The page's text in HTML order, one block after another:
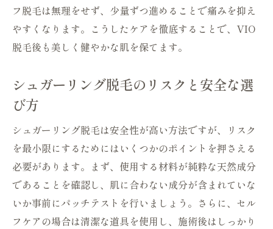
フ脱毛は無理をせず、少量ずつ進めることで痛みを抑え
やすくなります。こうしたケアを徹底することで、VIO
脱毛後も美しく健やかな肌を保てます。
シュガーリング脱毛のリスクと安全な選
び方
シュガーリング脱毛は安全性が高い方法ですが、リスク
を最小限にするためにはいくつかのポイントを押さえる
必要があります。まず、使用する材料が純粋な天然成分
であることを確認し、肌に合わない成分が含まれていな
いか事前にパッチテストを行いましょう。さらに、セル
フケアの場合は清潔な道具を使用し、施術後はしっかり